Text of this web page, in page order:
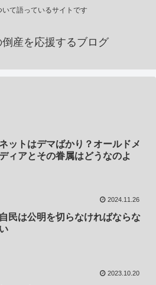
いて語っているサイトです
産を応援するブログ
ットはデマばかり？オールドメ
ディアとその眷属はどうなのよ
2024.11.26
自民は公明を切らなければならな
い
2023.10.20